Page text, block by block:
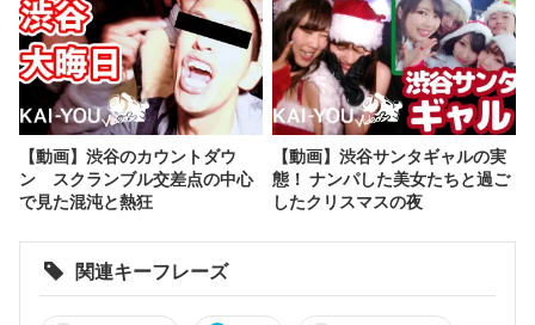
【動画】渋谷のカウントダウ
ン スクランブル交差点の中心
で見た混沌と熱狂
【動画】渋谷サンタギャルの実
態！ ナンパした美女たちと過ご
したクリスマスの夜
関連キーフレーズ